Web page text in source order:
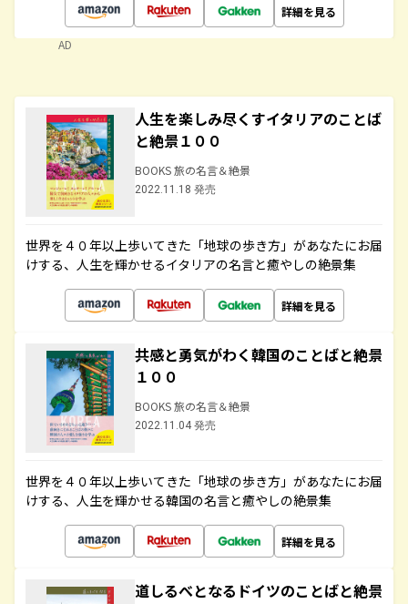
詳細を見る
AD
人生を楽しみ尽くすイタリアのことば
と絶景１００
BOOKS 旅の名言＆絶景
2022.11.18 発売
世界を４０年以上歩いてきた「地球の歩き方」があなたにお届
けする、人生を輝かせるイタリアの名言と癒やしの絶景集
詳細を見る
共感と勇気がわく韓国のことばと絶景
１００
BOOKS 旅の名言＆絶景
2022.11.04 発売
世界を４０年以上歩いてきた「地球の歩き方」があなたにお届
けする、人生を輝かせる韓国の名言と癒やしの絶景集
詳細を見る
道しるべとなるドイツのことばと絶景